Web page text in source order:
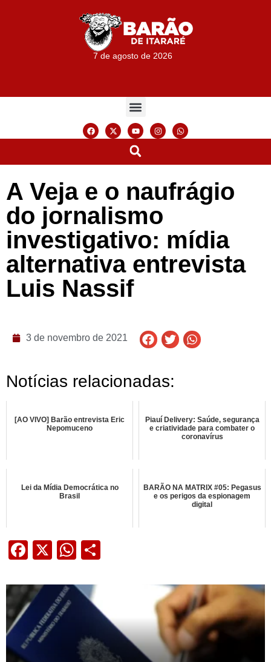
7 de agosto de 2026
A Veja e o naufrágio
do jornalismo
investigativo: mídia
alternativa entrevista
Luis Nassif
3 de novembro de 2021
Notícias relacionadas:
[AO VIVO] Barão entrevista Eric
Nepomuceno
Piauí Delivery: Saúde, segurança
e criatividade para combater o
coronavírus
Lei da Mídia Democrática no
Brasil
BARÃO NA MATRIX #05: Pegasus
e os perigos da espionagem
digital
Facebook
X WhatsApp